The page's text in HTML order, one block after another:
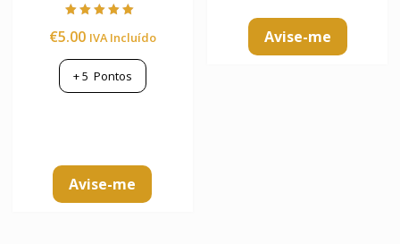
5.00
€5.00 IVA Incluído
+5 Pontos
Avise-me
Avise-me